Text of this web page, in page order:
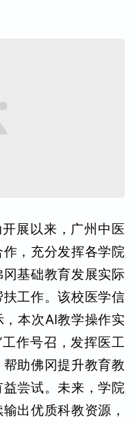
展以来，广州中医
，充分发挥各学院
基础教育发展实际
工作。该校医学信
本次AI教学操作实
作号召，发挥医工
助佛冈提升教育教
尝试。未来，学院
出优质科教资源，